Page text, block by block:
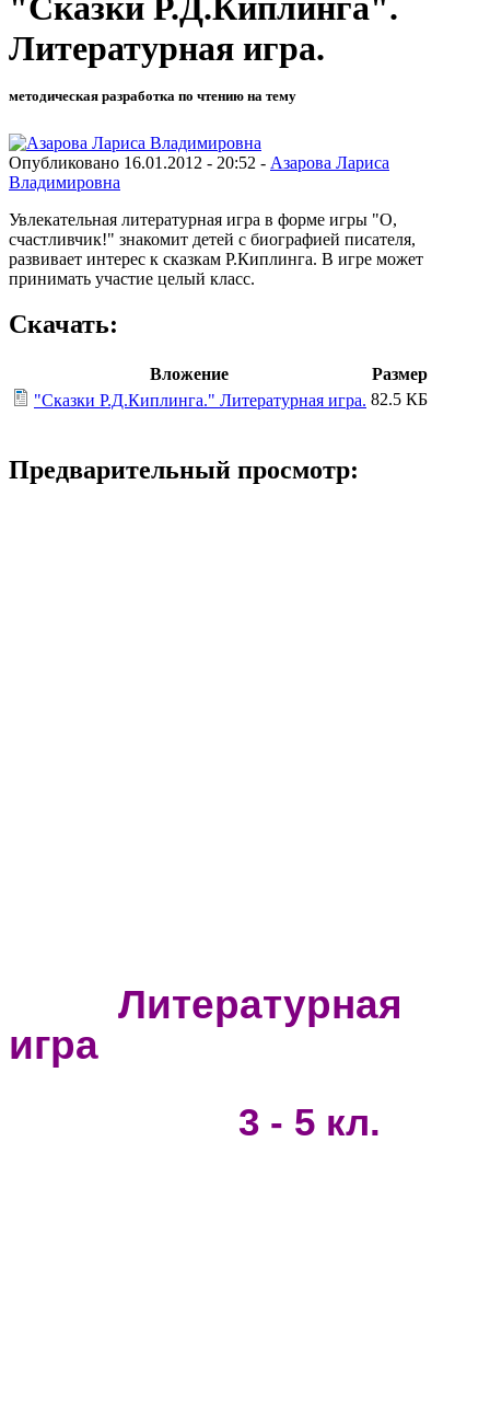
Литературная игра.
методическая разработка по чтению на тему
Опубликовано 16.01.2012 - 20:52 - Азарова Лариса
Владимировна
Увлекательная литературная игра в форме игры "О,
счастливчик!" знакомит детей с биографией писателя,
развивает интерес к сказкам Р.Киплинга. В игре может
принимать участие целый класс.
Скачать:
Вложение
Размер
"Сказки Р.Д.Киплинга." Литературная игра. 82.5 КБ
Предварительный просмотр:
Литературная
игра
3 - 5 кл.